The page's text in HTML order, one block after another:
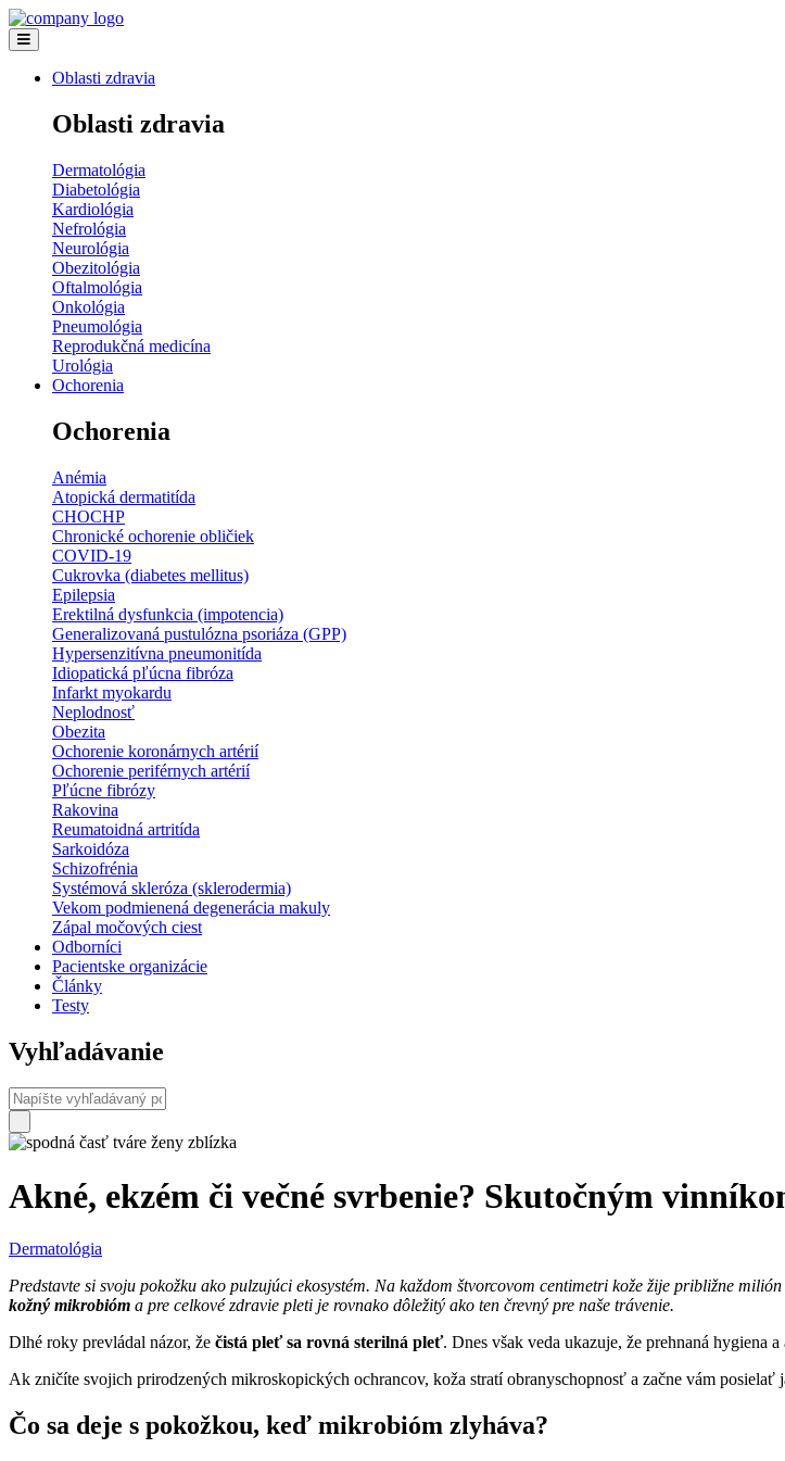
Oblasti zdravia
Oblasti zdravia
Dermatológia
Diabetológia
Kardiológia
Nefrológia
Neurológia
Obezitológia
Oftalmológia
Onkológia
Pneumológia
Reprodukčná medicína
Urológia
Ochorenia
Ochorenia
Anémia
Atopická dermatitída
CHOCHP
Chronické ochorenie obličiek
COVID-19
Cukrovka (diabetes mellitus)
Epilepsia
Erektilná dysfunkcia (impotencia)
Generalizovaná pustulózna psoriáza (GPP)
Hypersenzitívna pneumonitída
Idiopatická pľúcna fibróza
Infarkt myokardu
Neplodnosť
Obezita
Ochorenie koronárnych artérií
Ochorenie periférnych artérií
Pľúcne fibrózy
Rakovina
Reumatoidná artritída
Sarkoidóza
Schizofrénia
Systémová skleróza (sklerodermia)
Vekom podmienená degenerácia makuly
Zápal močových ciest
Odborníci
Pacientske organizácie
Články
Testy
Vyhľadávanie
Akné, ekzém či večné svrbenie? Skutočným
Dermatológia
Predstavte si svoju pokožku ako pulzujúci ekosystém. Na každom štvorcovom centimetri kože žije približne
kožný mikrobióm a pre celkové zdravie pleti je rovnako dôležitý ako ten črevný pre naše trávenie.
Dlhé roky prevládal názor, že čistá pleť sa rovná sterilná pleť. Dnes však veda ukazuje, že prehnaná hygiena
Ak zničíte svojich prirodzených mikroskopických ochrancov, koža stratí obranyschopnosť a začne vám posielať
Čo sa deje s pokožkou, keď mikrobióm zlyháva?